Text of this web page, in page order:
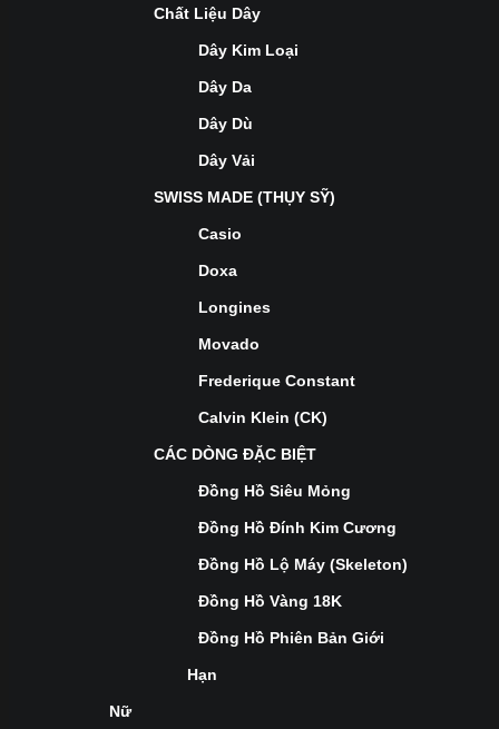
Chất Liệu Dây
Dây Kim Loại
Dây Da
Dây Dù
Dây Vải
SWISS MADE (THỤY SỸ)
Casio
Doxa
Longines
Movado
Frederique Constant
Calvin Klein (CK)
CÁC DÒNG ĐẶC BIỆT
Đồng Hồ Siêu Mỏng
Đồng Hồ Đính Kim Cương
Đồng Hồ Lộ Máy (Skeleton)
Đồng Hồ Vàng 18K
Đồng Hồ Phiên Bản Giới
Hạn
Nữ